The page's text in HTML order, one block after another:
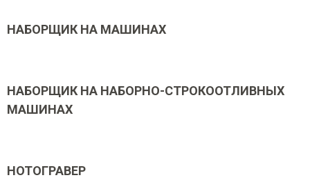
НАБОРЩИК НА МАШИНАХ
НАБОРЩИК НА НАБОРНО-СТРОКООТЛИВНЫХ
МАШИНАХ
НОТОГРАВЕР